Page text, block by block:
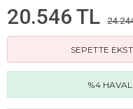
20.546 TL
SEPETTE
%4